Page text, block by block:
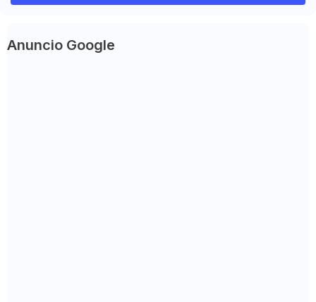
Anuncio Google